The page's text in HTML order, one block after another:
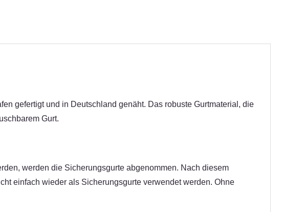
gefertigt und in Deutschland genäht. Das robuste Gurtmaterial, die
Gurt.
werden die Sicherungsgurte abgenommen. Nach diesem
einfach wieder als Sicherungsgurte verwendet werden. Ohne